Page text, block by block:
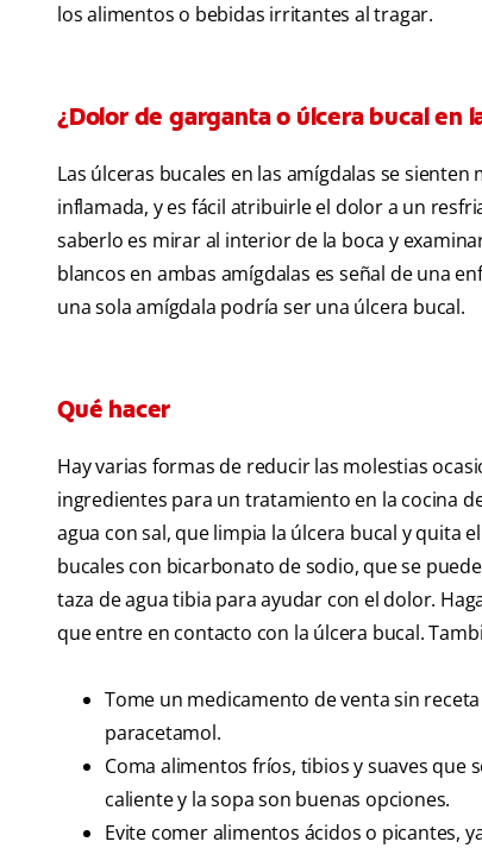
los alimentos o bebidas irritantes al tragar.
¿Dolor de garganta o úlcera bucal en
Las úlceras bucales en las amígdalas se
inflamada, y es fácil atribuirle el dolor a un
saberlo es mirar al interior de la boca y
blancos en ambas amígdalas es señal de una
una sola amígdala podría ser una úlcera bucal.
Qué hacer
Hay varias formas de reducir las molestias
ingredientes para un tratamiento en la cocina
agua con sal, que limpia la úlcera bucal y quita
bucales con bicarbonato de sodio, que se
taza de agua tibia para ayudar con el dolor.
que entre en contacto con la úlcera bucal.
Tome un medicamento de venta sin
paracetamol.
Coma alimentos fríos, tibios y suaves que
caliente y la sopa son buenas opciones.
Evite comer alimentos ácidos o picantes,